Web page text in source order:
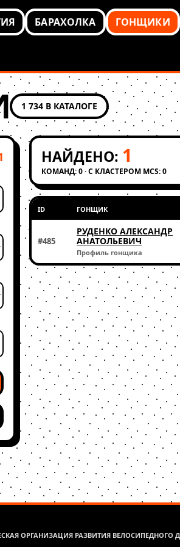
БАРАХОЛКА ГОНЩИКИ
1 734 В КАТАЛОГЕ
НАЙДЕНО: 1
КОМАНД: 0 · С КЛАСТЕРОМ MCS: 0
ID ГОНЩИК
#485
РУДЕНКО АЛЕКСАНДР
АНАТОЛЬЕВИЧ
Профиль гонщика
ОРГАНИЗАЦИЯ РАЗВИТИЯ ВЕЛОСИПЕДНОГО